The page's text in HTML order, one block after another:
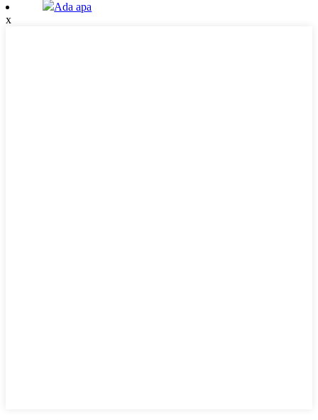
Ada apa
x